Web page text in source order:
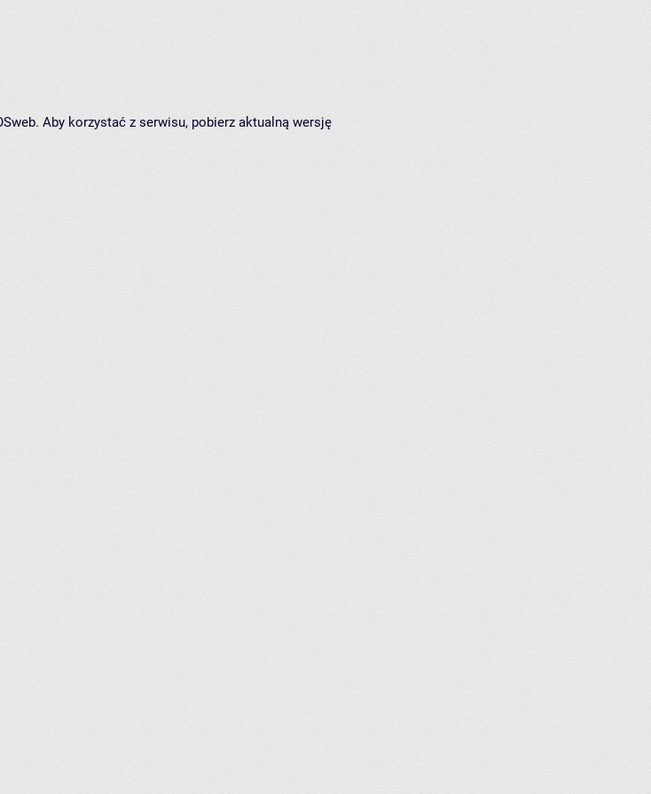
Aby korzystać z serwisu, pobierz aktualną wersję